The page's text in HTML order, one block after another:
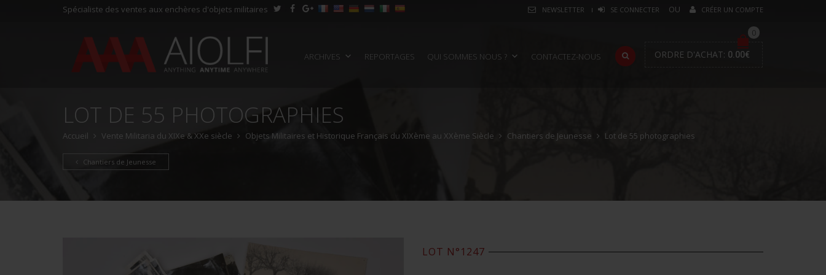
Spécialiste des ventes aux enchères d'objets militaires NEWSLETTER SE CONNECTER CRÉER UN COMPTE
ARCHIVES REPORTAGES QUI SOMMES NOUS ? CONTACTEZ-NOUS
0
ORDRE D'ACHAT: 0.00€
LOT DE 55 PHOTOGRAPHIES
Accueil Vente Militaria du XIXe & XXe siècle Objets Militaires et Historique Français du XIXème au XXème Siècle Chantiers de Jeunesse Lot de 55 photographies
Chantiers de Jeunesse
LOT N°1247